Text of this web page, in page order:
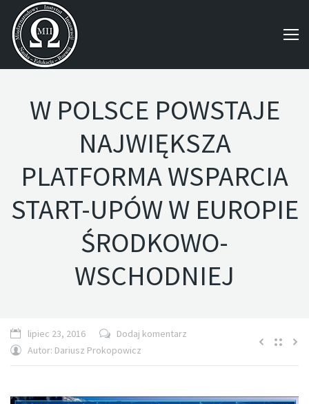
W POLSCE POWSTAJE
NAJWIĘKSZA
PLATFORMA WSPARCIA
START-UPÓW W EUROPIE
ŚRODKOWO-
WSCHODNIEJ
lipiec 23, 2016
Dodaj komentarz
Autor: Dariusz Prokopowicz